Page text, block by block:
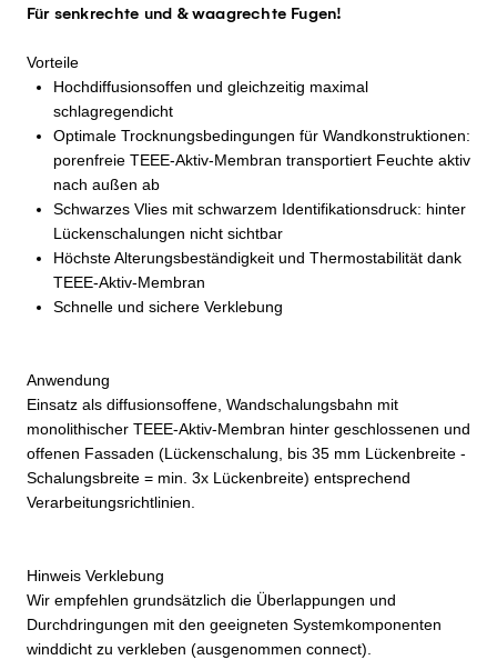
Für senkrechte und & waagrechte Fugen!
Vorteile
Hochdiffusionsoffen und gleichzeitig maximal
schlagregendicht
Optimale Trocknungsbedingungen für Wandkonstruktionen:
porenfreie TEEE-Aktiv-Membran transportiert Feuchte aktiv
nach außen ab
Schwarzes Vlies mit schwarzem Identifikationsdruck: hinter
Lückenschalungen nicht sichtbar
Höchste Alterungsbeständigkeit und Thermostabilität dank
TEEE-Aktiv-Membran
Schnelle und sichere Verklebung
Anwendung
Einsatz als diffusionsoffene, Wandschalungsbahn mit
monolithischer TEEE-Aktiv-Membran hinter geschlossenen und
offenen Fassaden (Lückenschalung, bis 35 mm Lückenbreite -
Schalungsbreite = min. 3x Lückenbreite) entsprechend
Verarbeitungsrichtlinien.
Hinweis Verklebung
Wir empfehlen grundsätzlich die Überlappungen und
Durchdringungen mit den geeigneten Systemkomponenten
winddicht zu verkleben (ausgenommen connect).